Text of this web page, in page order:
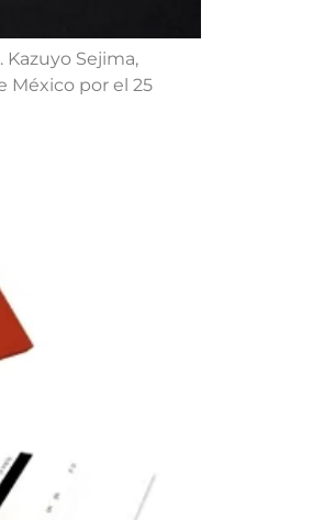
Sejima,
México por el 25